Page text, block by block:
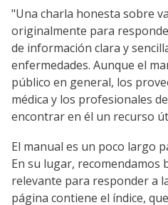
"Una charla honesta sobre
originalmente para
de información clara y
enfermedades. Aunque el
público en general, los
médica y los profesionales
encontrar en él un recurso
El manual es un poco largo
En su lugar, recomendamos
relevante para responder a
página contiene el índice,